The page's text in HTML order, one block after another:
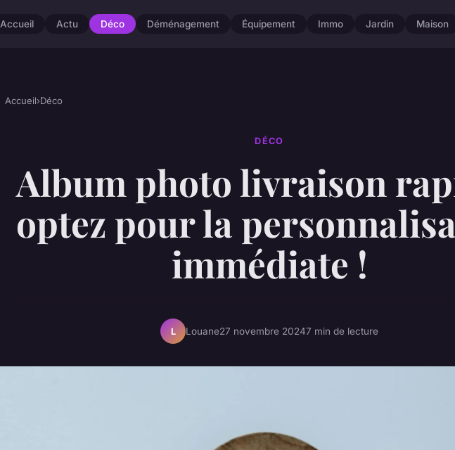
Accueil Actu Déco Déménagement Équipement Immo Jardin Maison
Accueil›Déco
DÉCO
Album photo livraison
optez pour la
immédiate !
L Louane27 novembre 20247 min de lecture